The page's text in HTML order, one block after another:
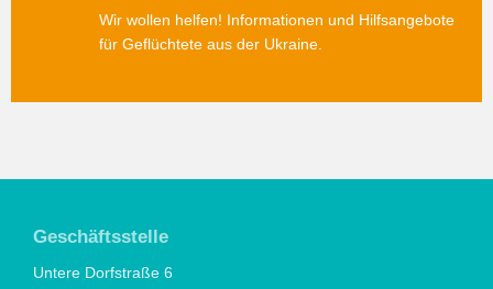
Wir wollen helfen! Informationen und Hilfsangebote
für Geflüchtete aus der Ukraine.
Geschäftsstelle
Untere Dorfstraße 6